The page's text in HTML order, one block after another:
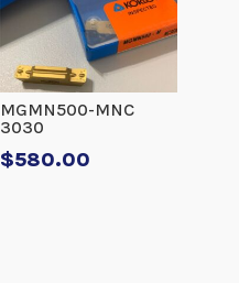
MGMN500-MNC
3030
$580.00